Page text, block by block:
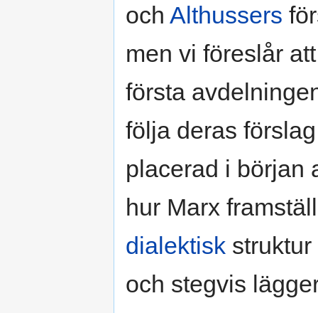
och Althussers
men vi föreslår
första
följa deras
placerad i början
hur Marx
dialektisk
och stegvis